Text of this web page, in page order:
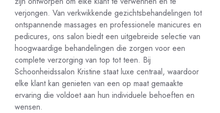
verjongen. Van verkwikkende gezichtsbehandelingen tot
ontspannende massages en professionele manicures en
pedicures, ons salon biedt een uitgebreide selectie van
hoogwaardige behandelingen die zorgen voor een
complete verzorging van top tot teen. Bij
Schoonheidssalon Kristine staat luxe centraal, waardoor
elke klant kan genieten van een op maat gemaakte
ervaring die voldoet aan hun individuele behoeften en
wensen.